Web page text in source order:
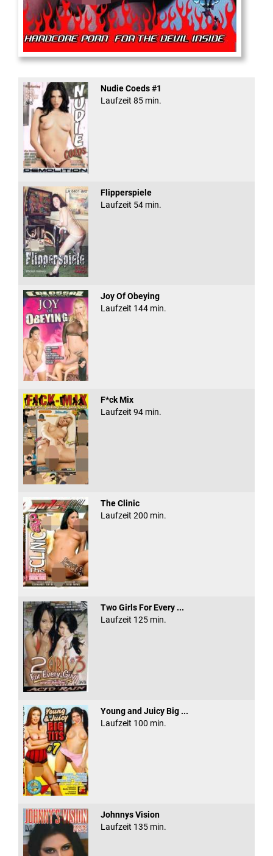
Rectal Exam
Nudie Coeds #1
Laufzeit 85 min.
Flipperspiele
Laufzeit 54 min.
Joy Of Obeying
Laufzeit 144 min.
F*ck Mix
Laufzeit 94 min.
The Clinic
Laufzeit 200 min.
Two Girls For Every ...
Laufzeit 125 min.
Young and Juicy Big ...
Laufzeit 100 min.
Johnnys Vision
Laufzeit 135 min.